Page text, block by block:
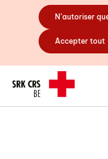
N’autoriser
Accepter tout
Header/
A propos de